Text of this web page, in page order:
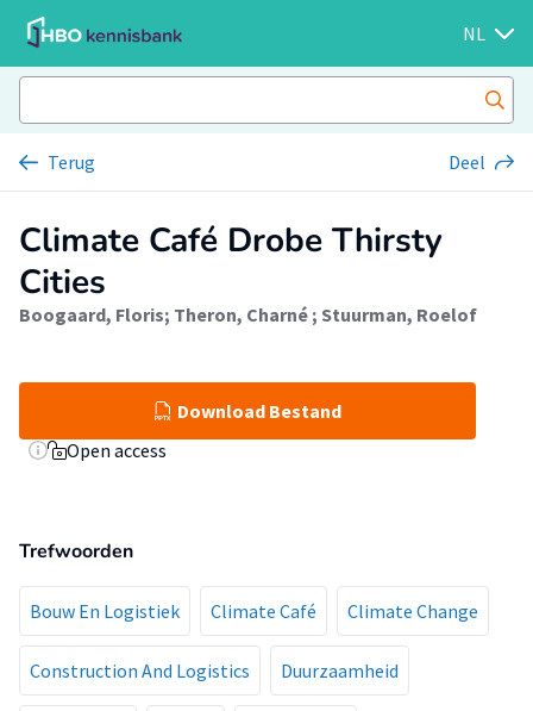
NL
Terug Deel
Climate Café Drobe Thirsty
Cities
Boogaard, Floris; Theron, Charné ; Stuurman, Roelof
Download Bestand
Open access
Trefwoorden
Bouw En Logistiek Climate Café Climate Change
Construction And Logistics Duurzaamheid